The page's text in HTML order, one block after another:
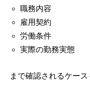
職務内容
雇用契約
労働条件
実際の勤務実態
まで確認されるケース